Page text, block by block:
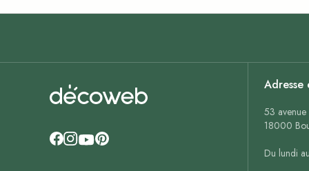
Adresse
53 avenue
18000
Du lundi